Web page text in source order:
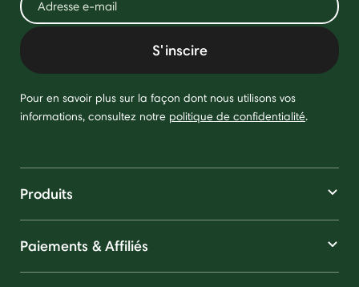
S'inscire
Pour en savoir plus sur la façon dont nous utilisons vos
informations, consultez notre politique de confidentialité.
Produits
Paiements & Affiliés